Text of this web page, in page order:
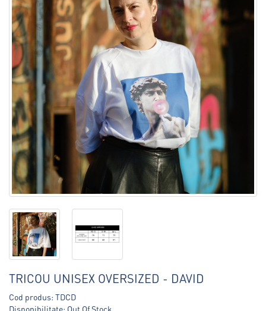
TRICOU UNISEX OVERSIZED - DAVID
Cod produs: TDCD
Disponibilitate: Out Of Stock